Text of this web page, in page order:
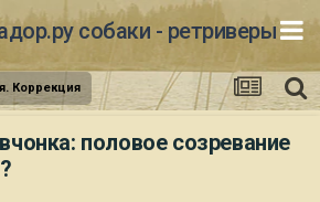
собаки - ретриверы
Коррекция
половое созревание